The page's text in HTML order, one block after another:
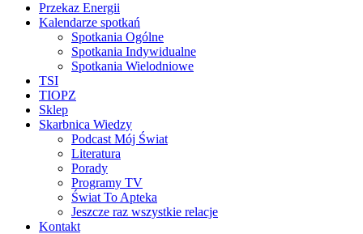
Przekaz Energii
Kalendarze spotkań
Spotkania Ogólne
Spotkania Indywidualne
Spotkania Wielodniowe
TSI
TIOPZ
Sklep
Skarbnica Wiedzy
Podcast Mój Świat
Literatura
Porady
Programy TV
Świat To Apteka
Jeszcze raz wszystkie relacje
Kontakt